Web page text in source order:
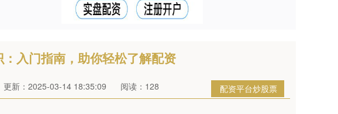
入门指南，助你轻松了解配资
配资平台炒股票
更新：2025-03-14 18:35:09 阅读：128